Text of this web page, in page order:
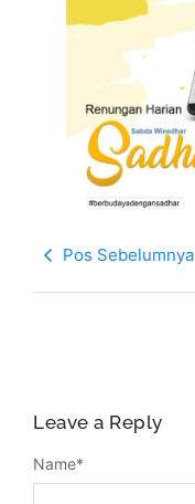
Pos Sebelumnya
Leave a Reply
Name*